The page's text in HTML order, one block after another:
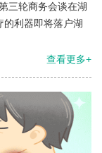
三轮商务会谈在湖
的利器即将落户湖
查看更多+